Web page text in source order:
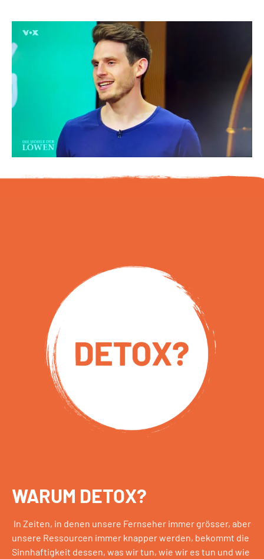
WARUM DETOX?
In Zeiten, in denen unsere Fernseher immer grösser, aber
unsere Ressourcen immer knapper werden, bekommt die
Sinnhaftigkeit dessen, was wir tun, wie wir es tun und wie